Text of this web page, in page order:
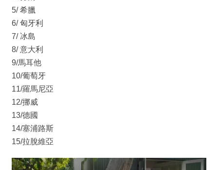
5/ 希臘
6/ 匈牙利
7/ 冰島
8/ 意大利
9/馬耳他
10/葡萄牙
11/羅馬尼亞
12/挪威
13/德國
14/塞浦路斯
15/拉脫維亞